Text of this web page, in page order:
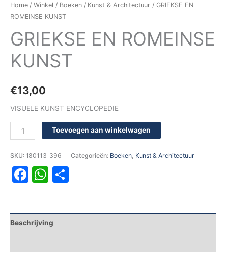
Home / Winkel / Boeken / Kunst & Architectuur / GRIEKSE EN
ROMEINSE KUNST
GRIEKSE EN ROMEINSE
KUNST
€13,00
VISUELE KUNST ENCYCLOPEDIE
Toevoegen aan winkelwagen
SKU: 180113_396 Categorieën: Boeken Kunst & Architectuur
Facebook
WhatsApp
Beschrijving